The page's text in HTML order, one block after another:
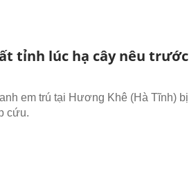
tỉnh lúc hạ cây nêu trước
em trú tại Hương Khê (Hà Tĩnh) bị
cứu.